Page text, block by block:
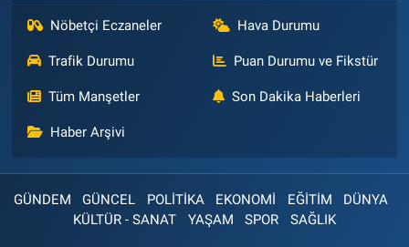
Nöbetçi Eczaneler Hava Durumu
Trafik Durumu Puan Durumu ve Fikstür
Tüm Manşetler Son Dakika Haberleri
Haber Arşivi
GÜNDEM GÜNCEL POLİTİKA EKONOMİ EĞİTİM
DÜNYA
KÜLTÜR - SANAT
YAŞAM SPOR SAĞLIK